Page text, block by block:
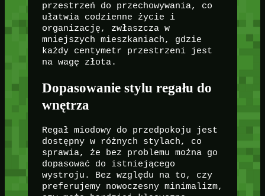
przestrzeń do przechowywania, co
ułatwia codzienne życie i
organizację, zwłaszcza w
mniejszych mieszkaniach, gdzie
każdy centymetr przestrzeni jest
na wagę złota.
Dopasowanie stylu regału do
wnętrza
Regał miodowy do przedpokoju jest
dostępny w różnych stylach, co
sprawia, że bez problemu można go
dopasować do istniejącego
wystroju. Bez względu na to, czy
preferujemy nowoczesny minimalizm,